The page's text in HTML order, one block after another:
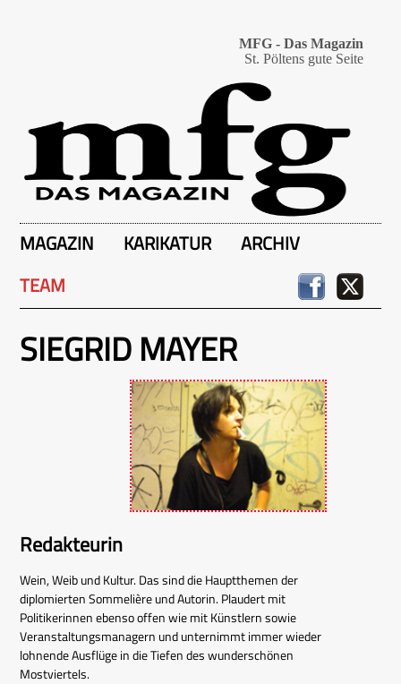
MFG - Das Magazin
St. Pöltens gute Seite
MAGAZIN KARIKATUR
ARCHIV
TEAM
SIEGRID MAYER
Redakteurin
Wein, Weib und Kultur. Das sind die Hauptthemen der
diplomierten Sommelière und Autorin. Plaudert mit
Politikerinnen ebenso offen wie mit Künstlern sowie
Veranstaltungsmanagern und unternimmt immer wieder
lohnende Ausflüge in die Tiefen des wunderschönen
Mostviertels.